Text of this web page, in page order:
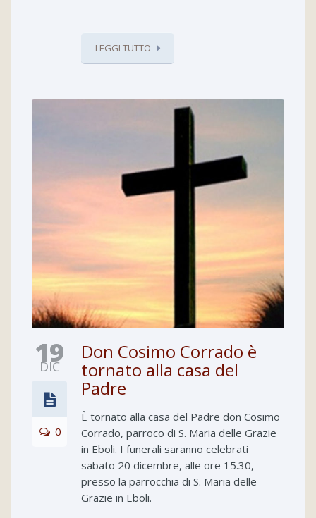
LEGGI TUTTO
19
DIC
0
Don Cosimo Corrado è
tornato alla casa del
Padre
È tornato alla casa del Padre don Cosimo
Corrado, parroco di S. Maria delle Grazie
in Eboli. I funerali saranno celebrati
sabato 20 dicembre, alle ore 15.30,
presso la parrocchia di S. Maria delle
Grazie in Eboli.